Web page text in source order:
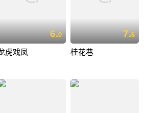
6.0
虎戏凤
7.6
桂花巷